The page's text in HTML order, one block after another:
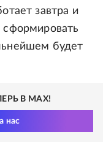
завтра и
сформировать
будет
В MAX!
нас